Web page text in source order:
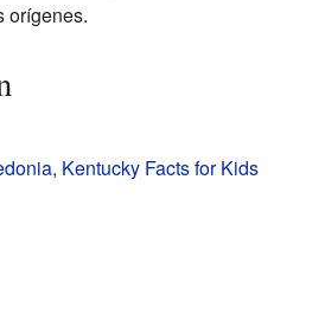
orígenes.
Kentucky Facts for Kids